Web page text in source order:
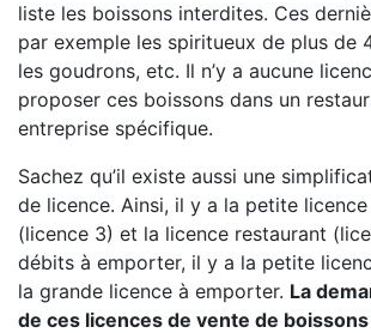
liste les boissons interdites. Ces
par exemple les spiritueux de plus de
les goudrons, etc. Il n’y a aucune
proposer ces boissons dans un
entreprise spécifique.
Sachez qu’il existe aussi une
de licence. Ainsi, il y a la petite
(licence 3) et la licence restaurant
débits à emporter, il y a la petite
la grande licence à emporter. La
de ces licences de vente de